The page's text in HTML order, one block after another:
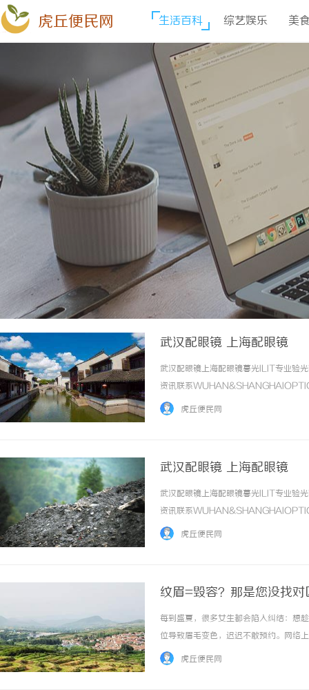
虎丘便民网 生活百科 综艺娱乐 美
武汉配眼镜 上海配眼镜
武汉配眼镜上海配眼镜暮光ILIT专业验
资讯联系
品牌，现于武汉与上海设有4家门店。
虎丘便民网
武汉配眼镜 上海配眼镜
武汉配眼镜上海配眼镜暮光ILIT专业验
资讯联系
品牌，现于武汉与上海设有4家门店。
虎丘便民网
纹眉=毁容？那是您没找
复各种疑难杂眉
每到盛夏，很多女生都会陷入纠结：想
位导致眉毛变色，迟迟不敢预约。网络
汗多很难留住颜色。其实四季纹眉各有
虎丘便民网